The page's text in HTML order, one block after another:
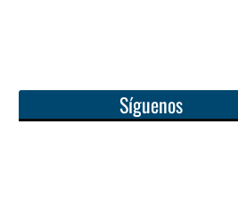
Síguenos